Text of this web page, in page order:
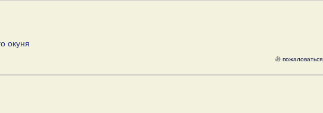
окуня
пожаловаться